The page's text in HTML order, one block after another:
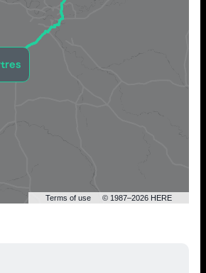
Terms of use © 1987–2026 HERE